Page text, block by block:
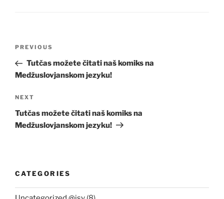
Post
Previous
Post
PREVIOUS
Tutčas možete čitati naš komiks na
Medžuslovjanskom jezyku!
Next
Post
NEXT
Tutčas možete čitati naš komiks na
Medžuslovjanskom jezyku!
CATEGORIES